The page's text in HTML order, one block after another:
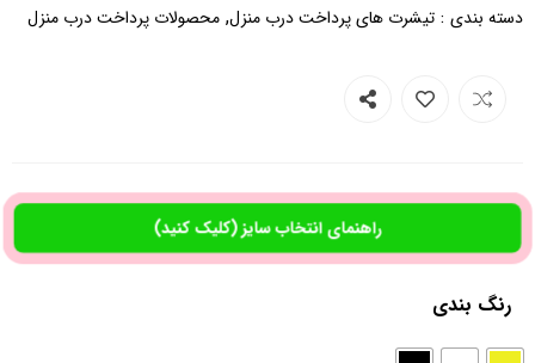
دسته بندی : تیشرت های پرداخت درب منزل, محصولات پرداخت درب منزل
راهنمای انتخاب سایز (کلیک کنید)
رنگ بندی